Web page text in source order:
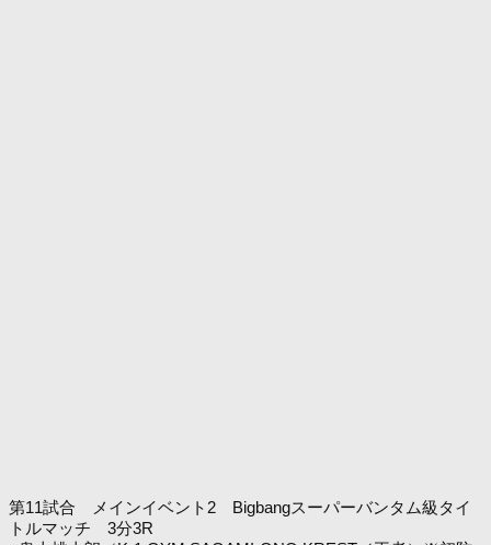
第11試合 メインイベント2 Bigbangスーパーバンタム級タイ
トルマッチ 3分3R